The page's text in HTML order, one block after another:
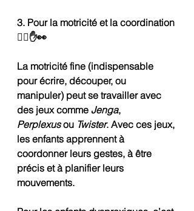
3. Pour la motricité et la coordination
🤹‍♀️✋👀
La motricité fine (indispensable
pour écrire, découper, ou
manipuler) peut se travailler avec
des jeux comme Jenga,
Perplexus ou Twister. Avec ces jeux,
les enfants apprennent à
coordonner leurs gestes, à être
précis et à planifier leurs
mouvements.